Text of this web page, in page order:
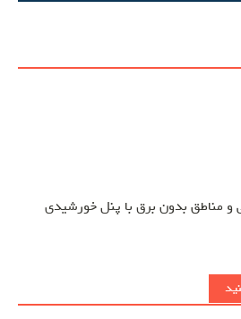
و مناطق بدون برق با پنل خورشیدی